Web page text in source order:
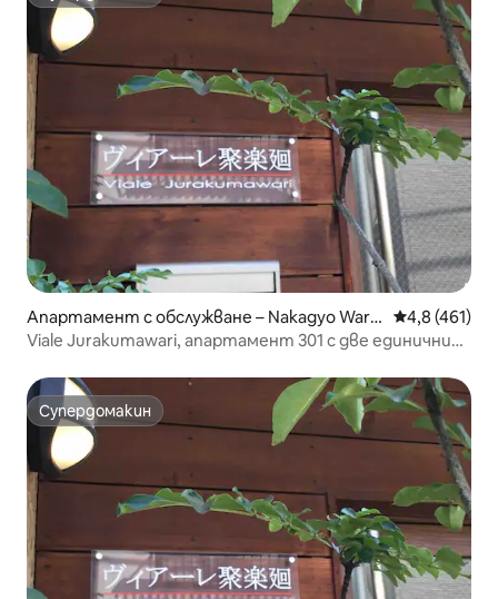
Апартамент с обслужване – Nakagyo Ward,
Kyoto
Средна
4,8 (461)
Viale Jurakumawari, апартамент 301 с две единични
Супердомакин
Супердомакин